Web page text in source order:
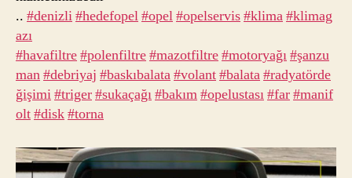
.. #denizli#hedefopel#opel#opelservis#klima#klimag
azı
#havafiltre#polenfiltre#mazotfiltre#motoryağı#şanzu
man#debriyaj #baskıbalata#volant#balata#radyatörde
ğişimi#triger#sukaçağı#bakım#opelustası#far#manif
olt#disk#torna